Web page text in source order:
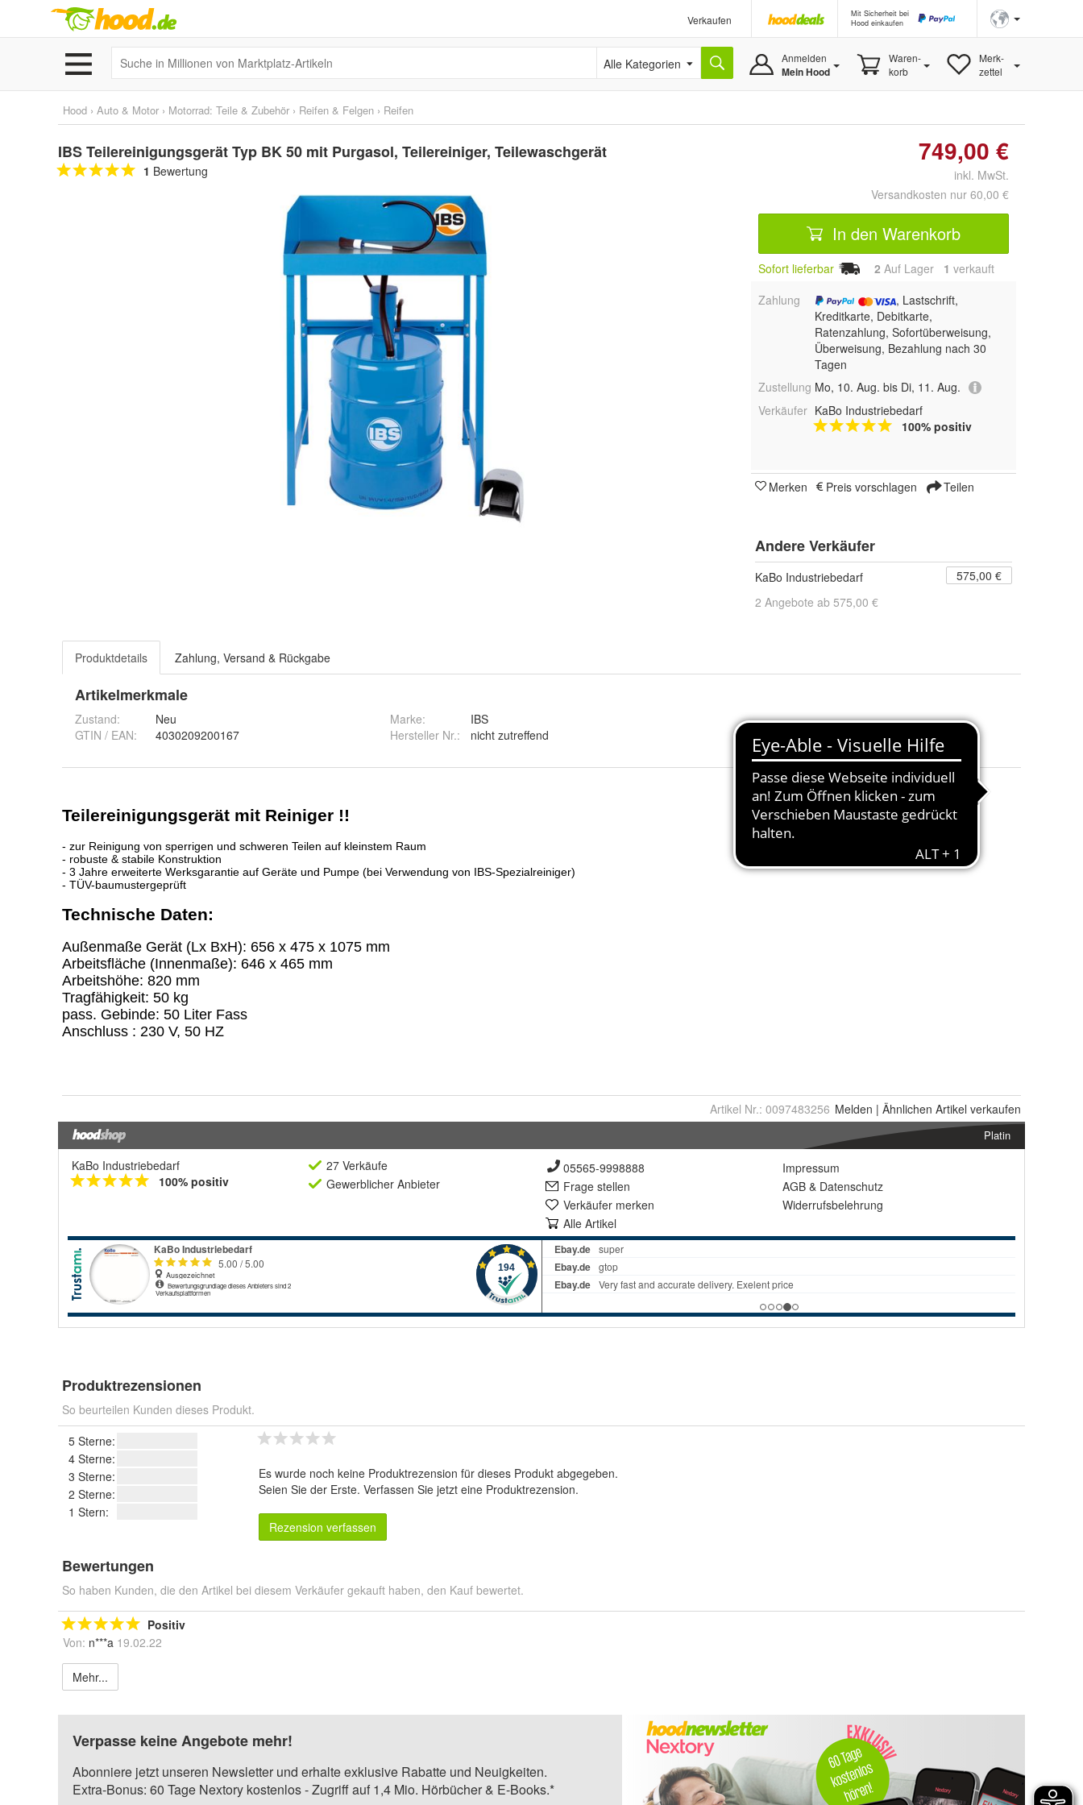
Verkaufen
Mit Sicherheit bei
Hood einkaufen
Alle Kategorien Anmelden
Mein Hood
Waren-
korb
Merk-
zettel
Hood › Auto & Motor › Motorrad: Teile & Zubehör › Reifen & Felgen › Reifen
IBS Teilereinigungsgerät Typ BK 50 mit Purgasol, Teilereiniger, Teilewaschgerät
1 Bewertung
749,00 €
inkl. MwSt.
Versandkosten nur 60,00 €
In den Warenkorb
Sofort lieferbar 2 Auf Lager 1 verkauft
Zahlung
, Lastschrift,
Kreditkarte, Debitkarte,
Ratenzahlung, Sofortüberweisung,
Überweisung, Bezahlung nach 30
Tagen
Zustellung Mo, 10. Aug. bis Di, 11. Aug.
Verkäufer KaBo Industriebedarf
100% positiv
Merken Preis vorschlagen Teilen
Andere Verkäufer
KaBo Industriebedarf
575,00 €
2 Angebote ab 575,00 €
Produktdetails Zahlung, Versand & Rückgabe
Artikelmerkmale
Zustand:
Neu
GTIN / EAN:
4030209200167
Marke:
IBS
Hersteller Nr.:
nicht zutreffend
Artikel Nr.: 0097483256 Melden | Ähnlichen Artikel verkaufen
Platin
KaBo Industriebedarf
100% positiv
27 Verkäufe
Gewerblicher Anbieter
05565-9998888
Frage stellen
Verkäufer merken
Alle Artikel
Impressum
AGB & Datenschutz
Widerrufsbelehrung
Produktrezensionen
So beurteilen Kunden dieses Produkt.
5 Sterne:
4 Sterne:
3 Sterne:
2 Sterne:
1 Stern:
Es wurde noch keine Produktrezension für dieses Produkt abgegeben.
Seien Sie der Erste. Verfassen Sie jetzt eine Produktrezension.
Rezension verfassen
Bewertungen
So haben Kunden, die den Artikel bei diesem Verkäufer gekauft haben, den Kauf bewertet.
Positiv
Von: n***a 19.02.22
Mehr...
Verpasse keine Angebote mehr!
Abonniere jetzt unseren Newsletter und erhalte exklusive Rabatte und Neuigkeiten.
Extra-Bonus: 60 Tage Nextory kostenlos - Zugriff auf 1,4 Mio. Hörbücher & E-Books.*